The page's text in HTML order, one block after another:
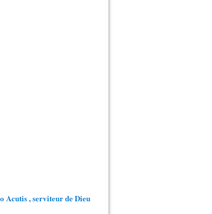
Acutis , serviteur de Dieu